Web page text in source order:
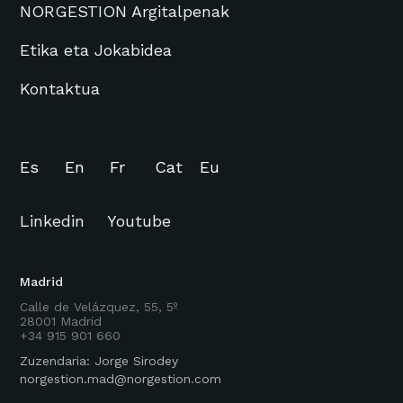
NORGESTION Argitalpenak
Etika eta Jokabidea
Kontaktua
Madrid
Calle de Velázquez, 55, 5º
28001 Madrid
+34 915 901 660
Zuzendaria: Jorge Sirodey
norgestion.mad@norgestion.com
Es En Fr Cat Eu
Linkedin Youtube